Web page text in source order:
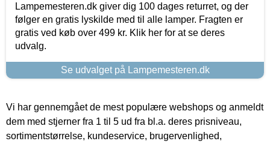
Lampemesteren.dk giver dig 100 dages returret, og der
følger en gratis lyskilde med til alle lamper. Fragten er
gratis ved køb over 499 kr. Klik her for at se deres
udvalg.
Se udvalget på Lampemesteren.dk
Vi har gennemgået de mest populære webshops og anmeldt
dem med stjerner fra 1 til 5 ud fra bl.a. deres prisniveau,
sortimentstørrelse, kundeservice, brugervenlighed,